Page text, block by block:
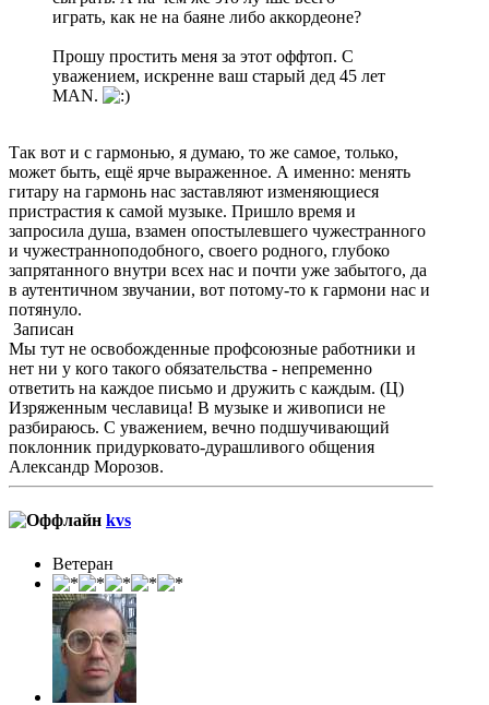
играть, как не на баяне либо аккордеоне?
Прошу простить меня за этот оффтоп. С
уважением, искренне ваш старый дед 45 лет
MAN.
Так вот и с гармонью, я думаю, то же самое, только,
может быть, ещё ярче выраженное. А именно: менять
гитару на гармонь нас заставляют изменяющиеся
пристрастия к самой музыке. Пришло время и
запросила душа, взамен опостылевшего чужестранного
и чужестранноподобного, своего родного, глубоко
запрятанного внутри всех нас и почти уже забытого, да
в аутентичном звучании, вот потому-то к гармони нас и
потянуло.
Записан
Мы тут не освобожденные профсоюзные работники и
нет ни у кого такого обязательства - непременно
ответить на каждое письмо и дружить с каждым. (Ц)
Изряженным чеславица! В музыке и живописи не
разбираюсь. С уважением, вечно подшучивающий
поклонник придурковато-дурашливого общения
Александр Морозов.
kvs
Ветеран